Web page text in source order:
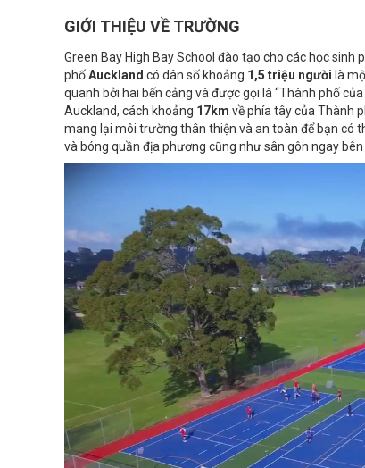
GIỚI THIỆU VỀ TRƯỜNG
Green Bay High Bay School đào tạo cho các học
phốAuckland có dân số khoảng 1,5 triệu người là
quanh bởi hai bến cảng và được gọi là “Thành phố
Auckland, cách khoảng 17km về phía tây của Thành
mang lại môi trường thân thiện và an toàn để bạn có
và bóng quần địa phương cũng như sân gôn ngay